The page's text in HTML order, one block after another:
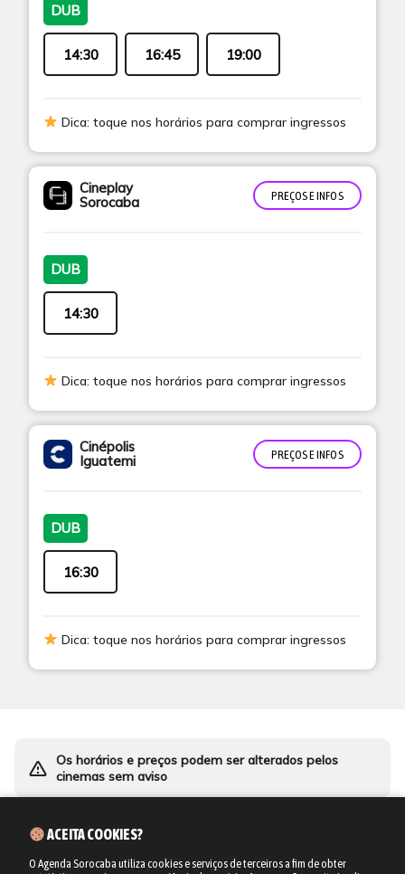
DUB
14:30 16:45 19:00
Dica: toque nos horários para comprar ingressos
Cineplay
Sorocaba
PREÇOS E INFOS
DUB
14:30
Dica: toque nos horários para comprar ingressos
Cinépolis
Iguatemi
PREÇOS E INFOS
DUB
16:30
Dica: toque nos horários para comprar ingressos
warning_amber
Os horários e preços podem ser alterados pelos
cinemas sem aviso
ACEITA COOKIES?
O Agenda Sorocaba utiliza cookies e serviços de terceiros a fim de obter